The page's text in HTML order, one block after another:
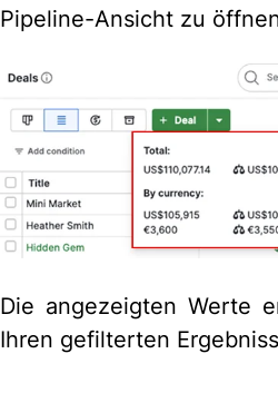
Pipeline-Ansicht zu
Die angezeigten Werte
Ihren gefilterten